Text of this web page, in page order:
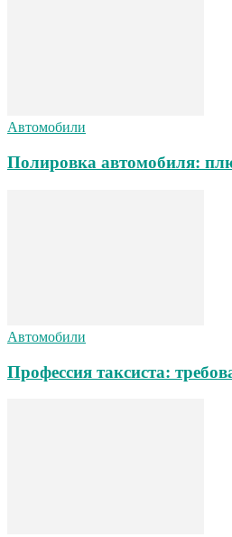
Автомобили
Полировка автомобиля:
Автомобили
Профессия таксиста: